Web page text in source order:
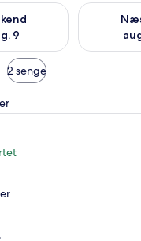
9
for denne weekend
Tjek
2 senge